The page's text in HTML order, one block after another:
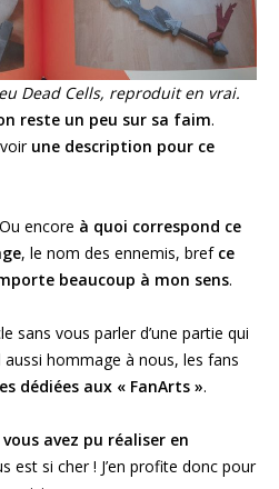
Dead Cells, reproduit en vrai.
reste un peu sur sa faim.
une description pour ce
encore à quoi correspond ce
, le nom des ennemis, bref ce
beaucoup à mon sens.
sans vous parler d’une partie qui
hommage à nous, les fans
dédiées aux « FanArts ».
vous avez pu réaliser en
est si cher ! J’en profite donc pour